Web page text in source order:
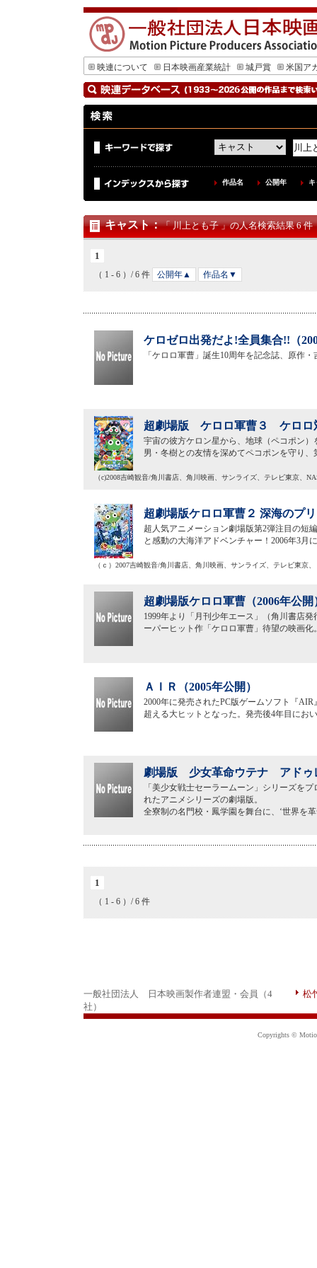
映連について 日本映画産業統計 城戸賞 米国ア
作品名 公開年
キャスト：「 川上とも子 」の人名検索結果 6 件
1
（ 1 - 6 ）/ 6 件 公開年▲ 作品名▼
ケロゼロ出発だよ!全員集合!!（
「ケロロ軍曹」誕生10周年を記念誌、原作
超劇場版 ケロロ軍曹３ ケロロ
宇宙の彼方ケロン星から、地球（ペコポン
男・冬樹との友情を深めてペコポンを守り
（c)2008吉崎観音/角川書店、角川映画、サンライズ、テレビ東京
超劇場版ケロロ軍曹２ 深海のプ
超人気アニメーション劇場版第2弾注目の短
と感動の大海洋アドベンチャー！2006年3月
（ｃ）2007吉崎観音/角川書店、角川映画、サンライズ、テレビ東京
超劇場版ケロロ軍曹（2006年公開
1999年より「月刊少年エース」（角川書店
ーパーヒット作「ケロロ軍曹」待望の映画
ＡＩＲ（2005年公開）
2000年に発売されたPC版ゲームソフト『
超える大ヒットとなった。発売後4年目にお
劇場版 少女革命ウテナ アドゥ
「美少女戦士セーラームーン」シリーズを
れたアニメシリーズの劇場版。
全寮制の名門校・鳳学園を舞台に、‘世界を
1
（ 1 - 6 ）/ 6 件
一般社団法人 日本映画製作者連盟・会員（4
社）
松
Copyrights ©